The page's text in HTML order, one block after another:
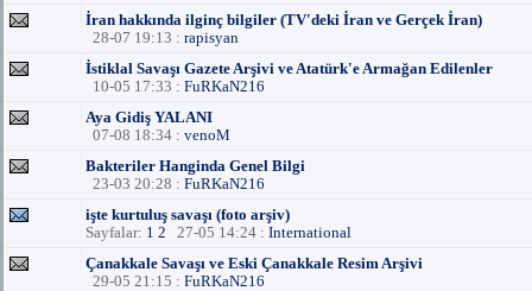
İran hakkında ilginç bilgiler (TV'deki İran ve Gerçek İran)
28-07 19:13 : rapisyan
İstiklal Savaşı Gazete Arşivi ve Atatürk'e Armağan Edilenler
10-05 17:33 : FuRKaN216
Aya Gidiş YALANI
07-08 18:34 : venoM
Bakteriler Hanginda Genel Bilgi
23-03 20:28 : FuRKaN216
işte kurtuluş savaşı (foto arşiv)
Sayfalar: 1 2 27-05 14:24 : International
Çanakkale Savaşı ve Eski Çanakkale Resim Arşivi
29-05 21:15 : FuRKaN216